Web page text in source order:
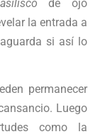
de ojo
la entrada a
si así lo
permanecer
Luego
como la